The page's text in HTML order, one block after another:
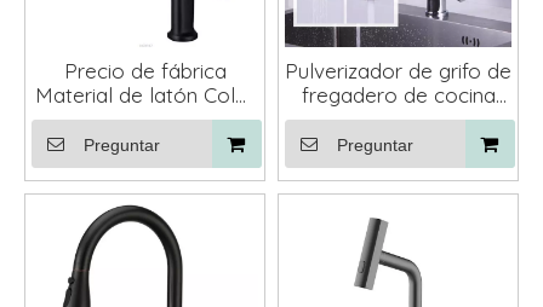
Precio de fábrica
Material de latón Color
negro saca el grifo
mezclador de cocina
dorado con rociador
Preguntar
Pulverizador de grifo de
fregadero de cocina
extraíble con una sola
palanca de diseño
moderno
Preguntar